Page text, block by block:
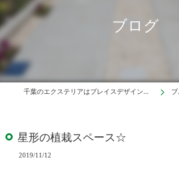
ブログ
千葉のエクステリアはプレイスデザイン株式会社 ブログ
星形の植栽スペース☆
2019/11/12